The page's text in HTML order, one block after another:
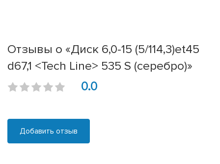
Отзывы о «Диск 6,0-15 (5/114,3)et45
d67,1 <Tech Line> 535 S (серебро)»
0.0
Добавить отзыв